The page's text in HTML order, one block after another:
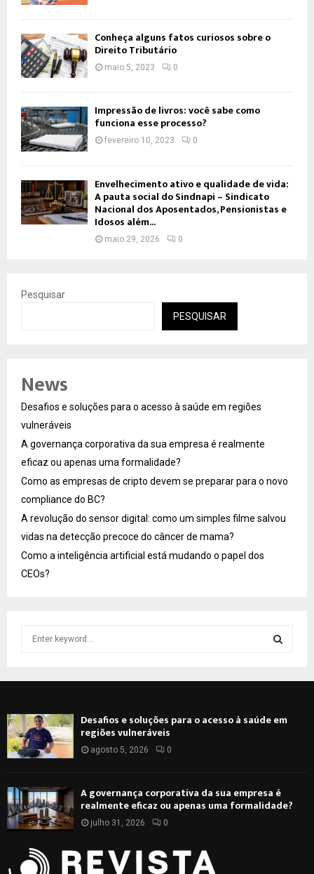
Conheça alguns fatos curiosos sobre o
Direito Tributário
maio 5, 2023 0
Impressão de livros: você sabe como
funciona esse processo?
fevereiro 10, 2023 0
Envelhecimento ativo e qualidade de vida:
A pauta social do Sindnapi – Sindicato
Nacional dos Aposentados, Pensionistas e
Idosos além...
maio 29, 2026 0
Pesquisar
PESQUISAR
News
Desafios e soluções para o acesso à saúde em regiões
vulneráveis
A governança corporativa da sua empresa é realmente
eficaz ou apenas uma formalidade?
Como as empresas de cripto devem se preparar para o novo
compliance do BC?
A revolução do sensor digital: como um simples filme salvou
vidas na detecção precoce do câncer de mama?
Como a inteligência artificial está mudando o papel dos
CEOs?
f
o
r
A
H
Desafios e soluções para o acesso à saúde em
regiões vulneráveis
agosto 5, 2026 0
A governança corporativa da sua empresa é
realmente eficaz ou apenas uma formalidade?
julho 31, 2026 0